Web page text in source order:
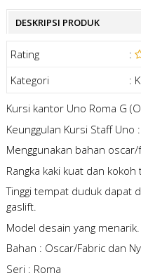
DESKRIPSI PRODUK
Rating :
Kategori
:
Kursi kantor Uno Roma G
Keunggulan Kursi Staff Uno :
Menggunakan bahan
Rangka kaki kuat dan
Tinggi tempat duduk dapat
gaslift.
Model desain yang menarik.
Bahan : Oscar/Fabric dan
Seri : Roma